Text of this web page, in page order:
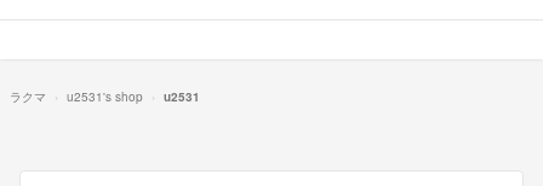
ラクマ u2531's shop u2531